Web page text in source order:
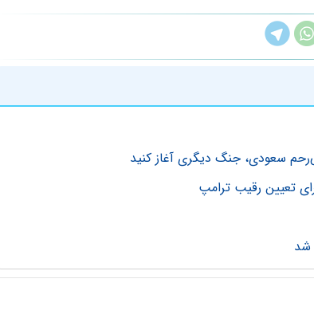
سعودی، جنگ دیگری آغاز کنید
تعیین رقیب ترامپ
شد